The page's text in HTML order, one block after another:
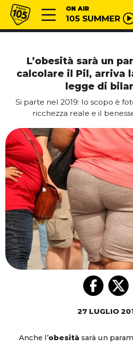
Vai al contenuto
Radio 105 ON AIR
105 SUMMER
L’obesità sarà un
calcolare il Pil, arriva
legge di
Si parte nel 2019: lo scopo è
ricchezza reale e il
27 LUGLIO
Anche l’obesità sarà un